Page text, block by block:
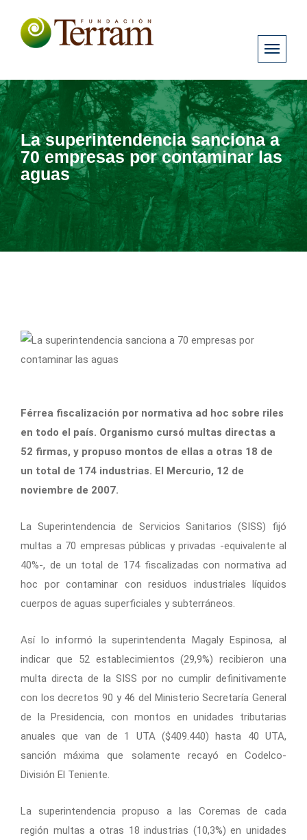
La superintendencia sanciona a
70 empresas por contaminar las
aguas
Férrea fiscalización por normativa ad hoc sobre riles
en todo el país. Organismo cursó multas directas a
52 firmas, y propuso montos de ellas a otras 18 de
un total de 174 industrias. El Mercurio, 12 de
noviembre de 2007.
La Superintendencia de Servicios Sanitarios (SISS) fijó
multas a 70 empresas públicas y privadas -equivalente al
40%-, de un total de 174 fiscalizadas con normativa ad
hoc por contaminar con residuos industriales líquidos
cuerpos de aguas superficiales y subterráneos.
Así lo informó la superintendenta Magaly Espinosa, al
indicar que 52 establecimientos (29,9%) recibieron una
multa directa de la SISS por no cumplir definitivamente
con los decretos 90 y 46 del Ministerio Secretaría General
de la Presidencia, con montos en unidades tributarias
anuales que van de 1 UTA ($409.440) hasta 40 UTA,
sanción máxima que solamente recayó en Codelco-
División El Teniente.
La superintendencia propuso a las Coremas de cada
región multas a otras 18 industrias (10,3%) en unidades